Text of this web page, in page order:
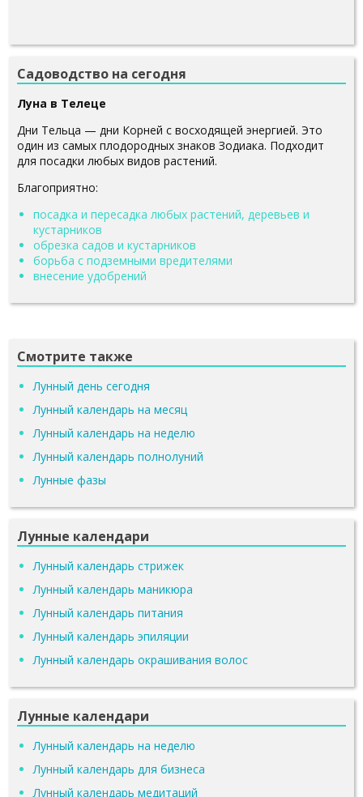
Садоводство на сегодня
Луна в Телеце
Дни Тельца — дни Корней с восходящей энергией. Это
один из самых плодородных знаков Зодиака. Подходит
для посадки любых видов растений.
Благоприятно:
посадка и пересадка любых растений, деревьев и
кустарников
обрезка садов и кустарников
борьба с подземными вредителями
внесение удобрений
Смотрите также
Лунный день сегодня
Лунный календарь на месяц
Лунный календарь на неделю
Лунный календарь полнолуний
Лунные фазы
Лунные календари
Лунный календарь стрижек
Лунный календарь маникюра
Лунный календарь питания
Лунный календарь эпиляции
Лунный календарь окрашивания волос
Лунные календари
Лунный календарь на неделю
Лунный календарь для бизнеса
Лунный календарь медитаций